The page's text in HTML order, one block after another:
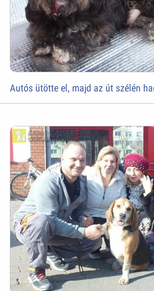
Autós ütötte el, majd az út szélén